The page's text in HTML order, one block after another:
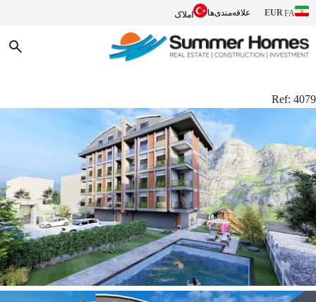
FA
EUR علاقه‌مندی‌ها املاک
Ref: 4079